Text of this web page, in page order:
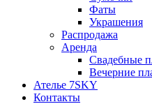
Фаты
Украшения
Распродажа
Аренда
Свадебные
Вечерние
Ателье 7SKY
Контакты